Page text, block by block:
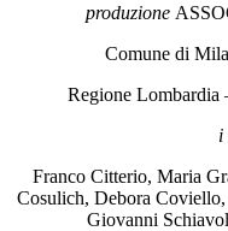
produzione
Comune di
Regione Lombardia
i
Franco Citterio, Maria
Cosulich, Debora
Giovanni